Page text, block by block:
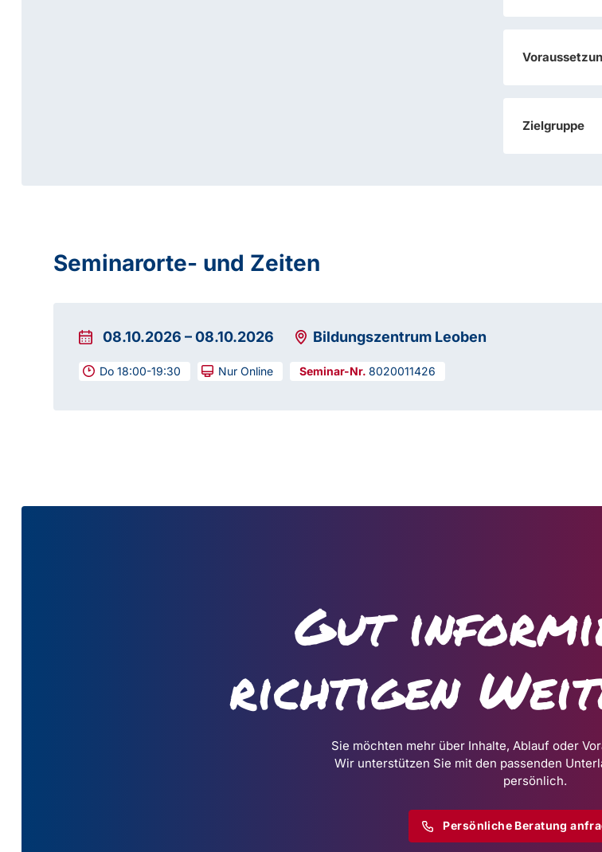
Zielgruppe
Seminarorte- und Zeiten
08.10.2026 –08.10.2026 Bildungszentrum Leoben
Do 18:00-19:30 Nur Online 8020011426
Gut
richtigen
Sie möchten mehr über Inhalte, Ablauf oder
Wir unterstützen Sie mit den passenden
persönlich.
Persönliche Beratung